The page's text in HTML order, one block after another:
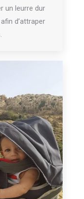
un leurre dur
d’attraper